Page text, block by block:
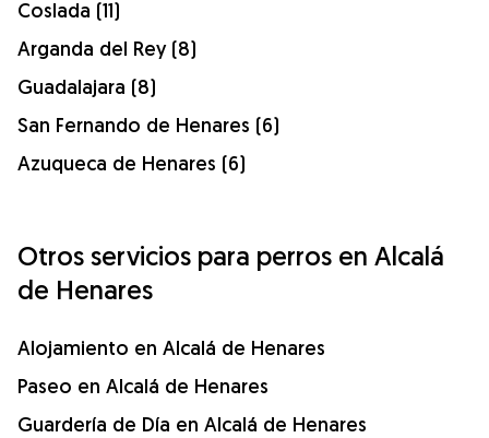
Coslada (11)
Arganda del Rey (8)
Guadalajara (8)
San Fernando de Henares (6)
Azuqueca de Henares (6)
Otros servicios para perros en Alcalá
de Henares
Alojamiento en Alcalá de Henares
Paseo en Alcalá de Henares
Guardería de Día en Alcalá de Henares